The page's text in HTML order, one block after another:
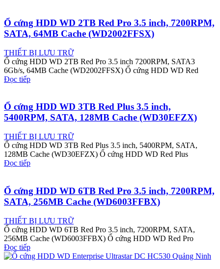
Ổ cứng HDD WD 2TB Red Pro 3.5 inch, 7200RPM,
SATA, 64MB Cache (WD2002FFSX)
THIẾT BỊ LƯU TRỮ
Ổ cứng HDD WD 2TB Red Pro 3.5 inch 7200RPM, SATA3
6Gb/s, 64MB Cache (WD2002FFSX) Ổ cứng HDD WD Red
Đọc tiếp
Ổ cứng HDD WD 3TB Red Plus 3.5 inch,
5400RPM, SATA, 128MB Cache (WD30EFZX)
THIẾT BỊ LƯU TRỮ
Ổ cứng HDD WD 3TB Red Plus 3.5 inch, 5400RPM, SATA,
128MB Cache (WD30EFZX) Ổ cứng HDD WD Red Plus
Đọc tiếp
Ổ cứng HDD WD 6TB Red Pro 3.5 inch, 7200RPM,
SATA, 256MB Cache (WD6003FFBX)
THIẾT BỊ LƯU TRỮ
Ổ cứng HDD WD 6TB Red Pro 3.5 inch, 7200RPM, SATA,
256MB Cache (WD6003FFBX) Ổ cứng HDD WD Red Pro
Đọc tiếp